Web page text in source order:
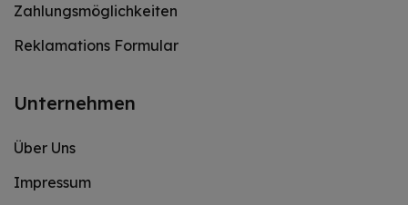
Zahlungsmöglichkeiten
Reklamations Formular
Unternehmen
Über Uns
Impressum